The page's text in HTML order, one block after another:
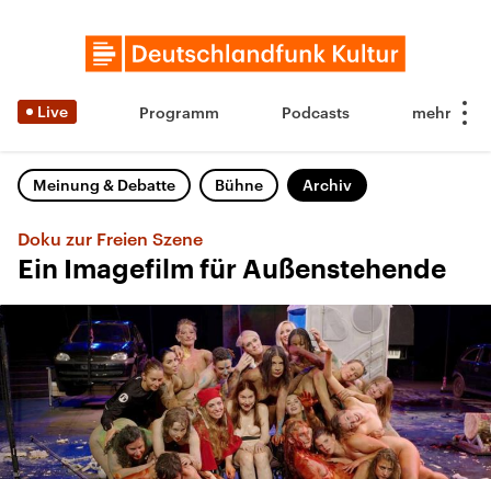
Live Programm Podcasts
Meinung & Debatte Bühne Archiv
Doku zur Freien Szene
Ein Imagefilm für Außenstehende